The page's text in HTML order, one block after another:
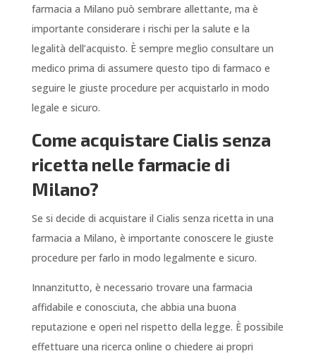
farmacia a Milano può sembrare allettante, ma è
importante considerare i rischi per la salute e la
legalità dell’acquisto. È sempre meglio consultare un
medico prima di assumere questo tipo di farmaco e
seguire le giuste procedure per acquistarlo in modo
legale e sicuro.
Come acquistare Cialis senza
ricetta nelle farmacie di
Milano?
Se si decide di acquistare il Cialis senza ricetta in una
farmacia a Milano, è importante conoscere le giuste
procedure per farlo in modo legalmente e sicuro.
Innanzitutto, è necessario trovare una farmacia
affidabile e conosciuta, che abbia una buona
reputazione e operi nel rispetto della legge. È possibile
effettuare una ricerca online o chiedere ai propri